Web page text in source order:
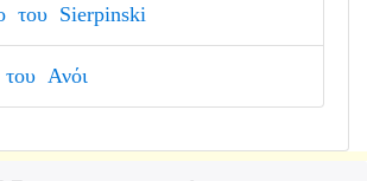
του Sierpinski
Ανόι